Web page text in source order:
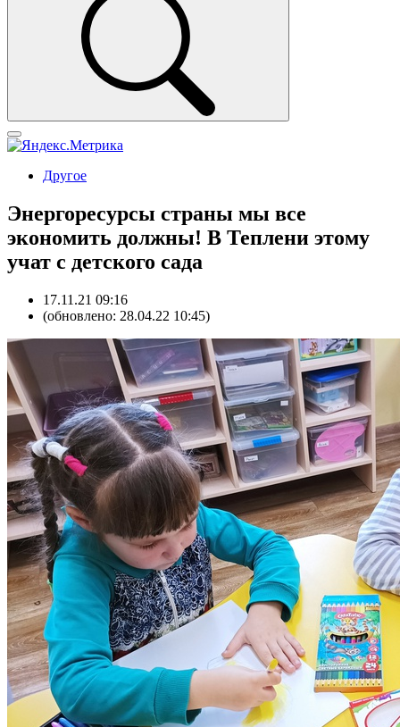
Другое
Энергоресурсы страны мы все
экономить должны! В Теплени этому
учат с детского сада
17.11.21 09:16
(обновлено: 28.04.22 10:45)